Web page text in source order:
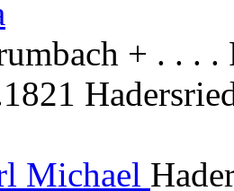
+ . . .
Michael